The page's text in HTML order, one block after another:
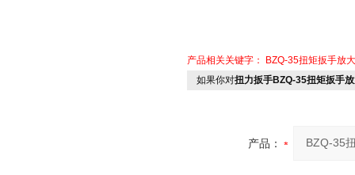
产品相关关键字：
BZQ-35扭矩扳手放
如果你对扭力扳手BZQ-35扭矩扳手
产品：